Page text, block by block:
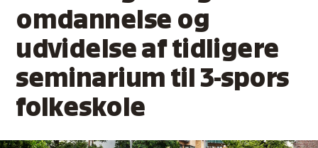
omdannelse og
udvidelse af tidligere
seminarium til 3-spors
folkeskole